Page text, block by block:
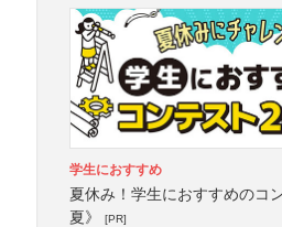
学生におすすめ
夏休み！学生におすすめのコ
夏》
[PR]